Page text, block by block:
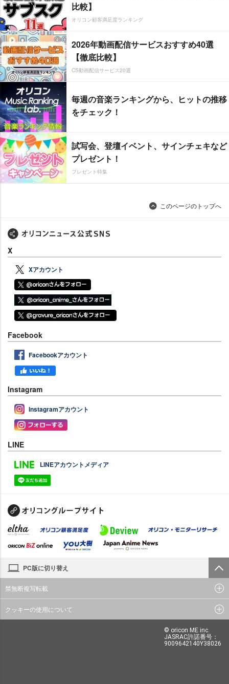
比較】
オリコン顧客満足度ランキング
2026年動画配信サービスおすすめ40選
【徹底比較】
CS動画配信サービス20選
毎週の音楽ランキングから、ヒットの推移
をチェック！
試写会、登壇イベント、サインチェキなど
プレゼント！
プレゼント特集
このページのトップへ
X
Xアカウント
Facebook
Facebookアカウント
Instagram
Instagramアカウント
LINE
LINEアカウントメディア
PC版に切り替え
禁無断複写転載
クッキーの使用について
© oricon ME inc.
JASRAC許諾番号：
9009642140Y38026